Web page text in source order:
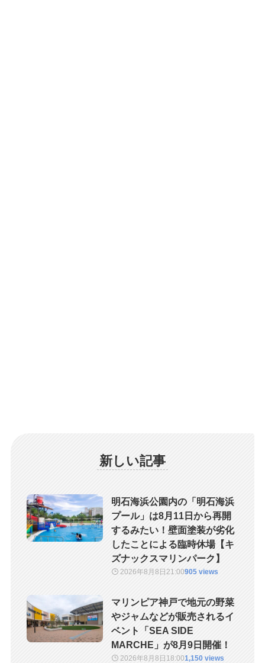
新しい記事
明石海浜公園内の「明石海浜
プール」は8月11日から再開
するみたい！壁面塗装が劣化
したことによる臨時休場【キ
ズナックスマリンパーク】
2026年8月8日21:00905 views
マリンピア神戸で地元の野菜
やジャムなどが販売されるイ
ベント「SEA SIDE
MARCHE」が8月9日開催！
2026年8月8日 18:001,150 views